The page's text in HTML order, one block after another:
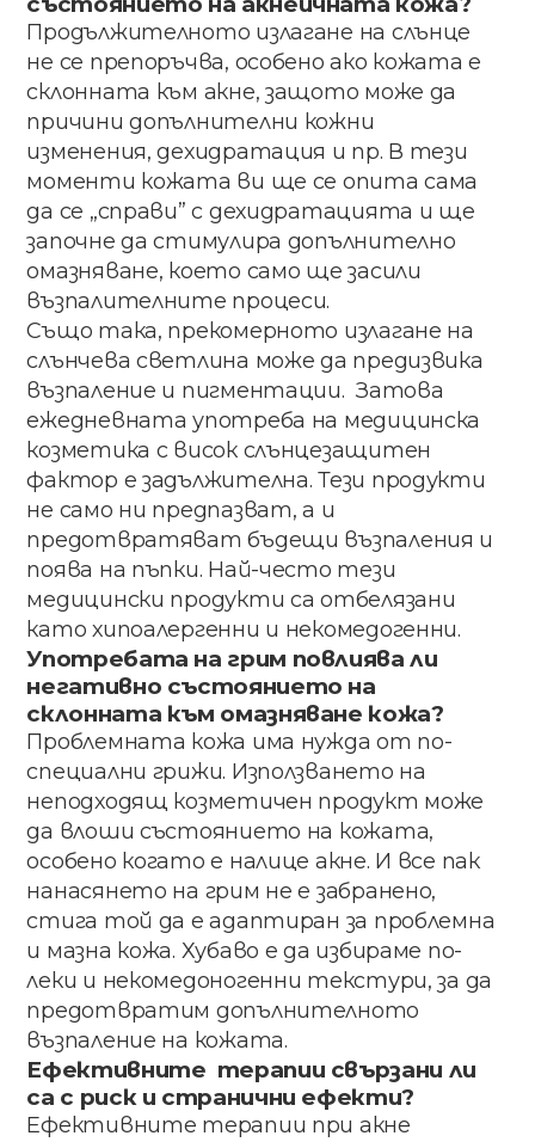
Продължителното​ ​излагане на​ слънце​
не​ се​ препоръчва,​ особено​ ако​ ​кожата е​
склонната​ към​ акне​, ​защото​ ​може​ ​да​ ​
причини допълнителни кожни​
изменения​, дехидратация​ и​ ​пр.​ ​В​ ​тези​
моменти​ кожата ​ви​​ ​ще​ ​се​ ​опита ​​сама
да​ ​се​ ​„справи”​ ​с​ ​дехидратацията​ ​и​ ​ще​ ​
започне да​ стимулира​ допълнително​ ​
омазняване, което​ само​ ще​ засили​
възпалителните​ процеси.
Също​ ​така,​ ​прекомерното​ ​излагане​ ​на
слънчева​ ​светлина​ ​може​ ​да​ ​предизвика
възпаление и пигментации. ​Затова
ежедневната​ употреба​ на​ ​медицинска
козметика​ с​ висок​ ​слънцезащитен​ ​
фактор​ ​е задължителна.​ ​Тези​ ​продукти​ ​
не​ ​само​ ​ни предпазват,​ а​ и​
предотвратяват​ бъдещи​ възпаления​ ​и​
​поява​ ​на​ ​пъпки.​ ​Най-често​ ​тези
медицински​ продукти​ са​ отбелязани​
като хипоалергенни​ ​и некомедогенни.
Употребата​ ​на​ ​грим​ ​повлиява​ ​ли​ ​
негативно състоянието​ на​
склонната​ към​ омазняване кожа?
Проблемната кожа има нужда от по-
специални грижи. Използването на
неподходящ козметичен продукт може
да влоши състоянието на кожата,
особено когато е налице акне. И все пак
нанасянето на грим не е забранено,
стига той да е адаптиран за проблемна
и мазна кожа. Хубаво е да избираме по-
леки и некомедоногенни текстури, за да
предотвратим допълнителното
възпаление на кожата.
Ефективните ​ терапии​ свързани​ ли​
са​ с риск​ и странични​ ефекти?
Ефективните​ ​терапии​ ​при​ ​акне​ ​